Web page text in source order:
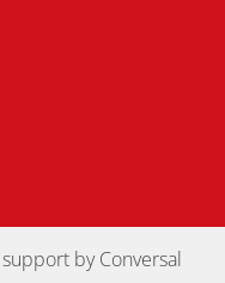
byConversal